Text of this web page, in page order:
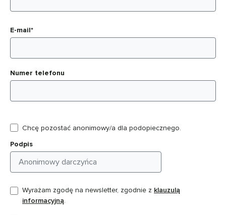
E-mail*
Numer telefonu
Chcę pozostać anonimowy/a dla podopiecznego.
Podpis
Wyrażam zgodę na newsletter, zgodnie z klauzulą
informacyjną.